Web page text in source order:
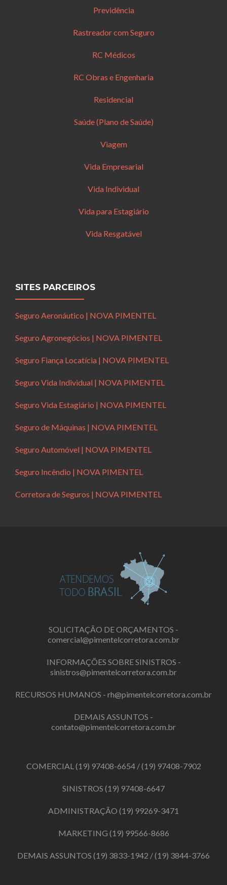
Previdência
Rastreador com Seguro
RC Médicos
RC Obras e Engenharia
Residencial
Saúde (Plano de Saúde)
Viagem
Vida Empresarial
Vida Individual
Vida para Estagiário
Vida Resgatável
SITES PARCEIROS
Seguro Aeronáutico | NOVA PIMENTEL
Seguro Agronegócios | NOVA PIMENTEL
Seguro Fiança Locatícia | NOVA PIMENTEL
Seguro Vida Individual | NOVA PIMENTEL
Seguro Vida Estagiário | NOVA PIMENTEL
Seguro de Máquinas | NOVA PIMENTEL
Seguro Automóvel | NOVA PIMENTEL
Seguro Incêndio | NOVA PIMENTEL
Corretora de Seguros | NOVA PIMENTEL
SOLICITAÇÃO DE ORÇAMENTOS -
comercial@pimentelcorretora.com.br
INFORMAÇÕES SOBRE SINISTROS -
sinistros@pimentelcorretora.com.br
RECURSOS HUMANOS - rh@pimentelcorretora.com.br
DEMAIS ASSUNTOS -
contato@pimentelcorretora.com.br
COMERCIAL(19) 97408-6654/(19) 97408-7902
SINISTROS (19) 97408-6647
ADMINISTRAÇÃO (19) 99269-3471
MARKETING (19) 99566-8686
DEMAIS ASSUNTOS (19) 3833-1942 /(19) 3844-3766